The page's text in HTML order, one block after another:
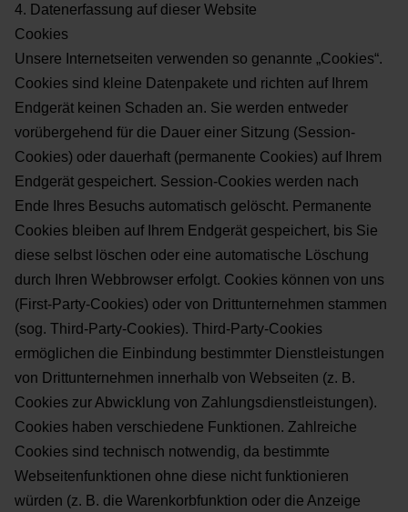
4. Datenerfassung auf dieser Website
Cookies
Unsere Internetseiten verwenden so genannte „Cookies“.
Cookies sind kleine Datenpakete und richten auf Ihrem
Endgerät keinen Schaden an. Sie werden entweder
vorübergehend für die Dauer einer Sitzung (Session-
Cookies) oder dauerhaft (permanente Cookies) auf Ihrem
Endgerät gespeichert. Session-Cookieswerden nach
Ende Ihres Besuchs automatisch gelöscht. Permanente
Cookies bleiben auf Ihrem Endgerät gespeichert, bis Sie
diese selbst löschen oder eine automatische Löschung
durch Ihren Webbrowser erfolgt. Cookies können von uns
(First-Party-Cookies) oder von Drittunternehmen stammen
(sog. Third-Party-Cookies). Third-Party-Cookies
ermöglichen die Einbindung bestimmter Dienstleistungen
von Drittunternehmen innerhalb von Webseiten (z. B.
Cookies zur Abwicklung von Zahlungsdienstleistungen).
Cookies haben verschiedene Funktionen. Zahlreiche
Cookies sind technisch notwendig, da bestimmte
Webseitenfunktionen ohne diese nicht funktionieren
würden (z. B. die Warenkorbfunktion oder die Anzeige